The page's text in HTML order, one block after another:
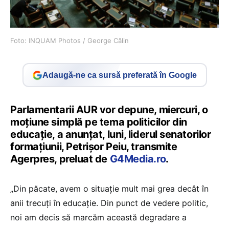
Foto: INQUAM Photos / George Călin
Adaugă-ne ca sursă preferată în Google
Parlamentarii AUR vor depune, miercuri, o
moţiune simplă pe tema politicilor din
educaţie, a anunţat, luni, liderul senatorilor
formaţiunii, Petrişor Peiu, transmite
Agerpres, preluat de G4Media.ro.
„Din păcate, avem o situaţie mult mai grea decât în
anii trecuţi în educaţie. Din punct de vedere politic,
noi am decis să marcăm această degradare a